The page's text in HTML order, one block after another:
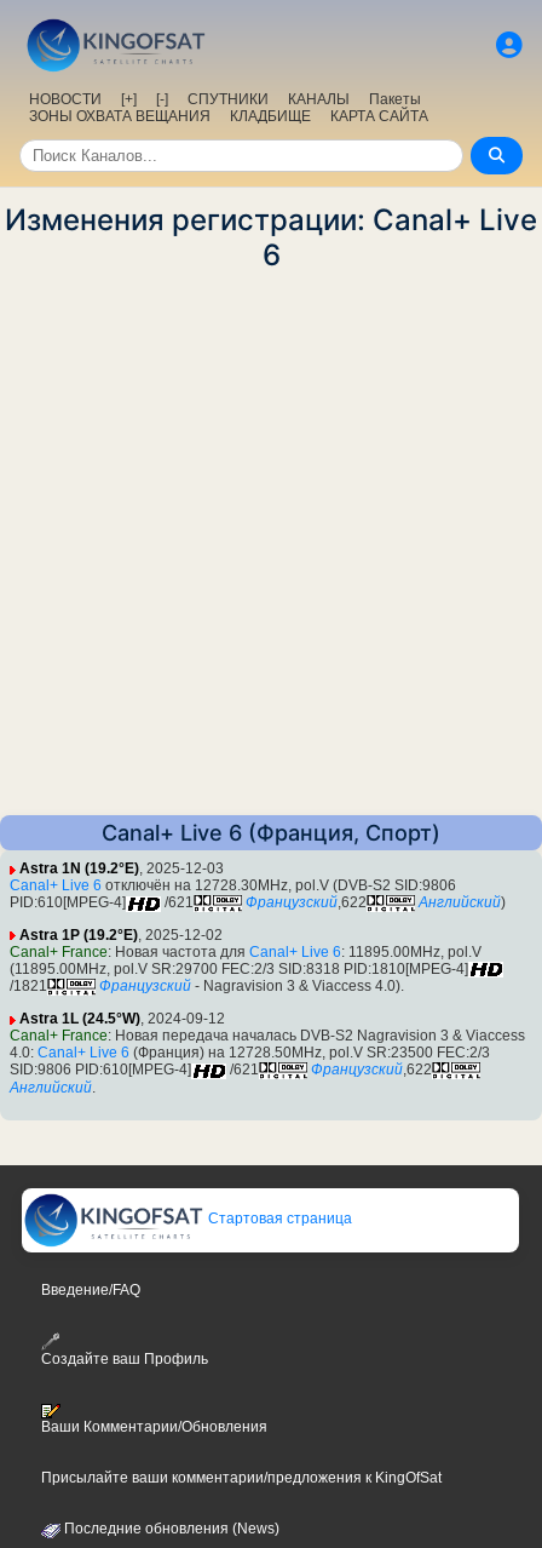
НОВОСТИ [+] [-] СПУТНИКИ КАНАЛЫ
Пакеты
ЗОНЫ ОХВАТА ВЕЩАНИЯ
КЛАДБИЩЕ КАРТА САЙТА
Изменения регистрации: Canal+ Live
6
Canal+ Live 6 (Франция, Спорт)
Astra 1N (19.2°E), 2025-12-03
Canal+ Live 6 отключён на 12728.30MHz, pol.V (DVB-S2 SID:9806
PID:610[MPEG-4]
/621 Французский,622 Английский)
Astra 1P (19.2°E), 2025-12-02
Canal+ France: Новая частота для Canal+ Live 6: 11895.00MHz, pol.V
(11895.00MHz, pol.V SR:29700 FEC:2/3 SID:8318 PID:1810[MPEG-4]
/1821
Французский - Nagravision 3 & Viaccess 4.0).
Astra 1L (24.5°W), 2024-09-12
Canal+ France: Новая передача началась DVB-S2 Nagravision 3 & Viaccess
4.0: Canal+ Live 6 (Франция) на 12728.50MHz, pol.V SR:23500 FEC:2/3
SID:9806 PID:610[MPEG-4]
/621 Французский,622
Английский.
Стартовая страница
Введение/FAQ
Создайте ваш Профиль
Ваши Комментарии/Обновления
Присылайте ваши комментарии/предложения к KingOfSat
Последние обновления (News)